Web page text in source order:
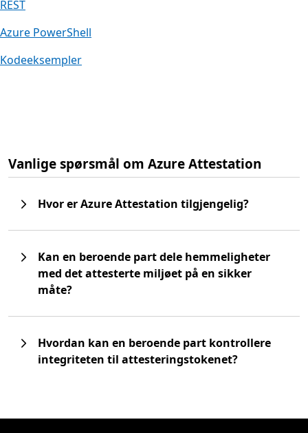
REST
Azure PowerShell
Kodeeksempler
Vanlige spørsmål om Azure Attestation
Hvor er Azure Attestation tilgjengelig?
Kan en beroende part dele hemmeligheter
med det attesterte miljøet på en sikker
måte?
Hvordan kan en beroende part kontrollere
integriteten til attesteringstokenet?